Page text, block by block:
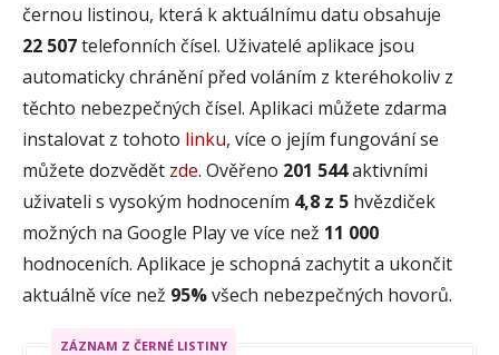
černou listinou, která k aktuálnímu datu obsahuje
22 507telefonních čísel. Uživatelé aplikace jsou
automaticky chránění před voláním z kteréhokoliv z
těchto nebezpečných čísel. Aplikaci můžete zdarma
instalovat z tohoto linku, více o jejím fungování se
můžete dozvědět zde. Ověřeno 201 544aktivními
uživateli s vysokým hodnocením 4,8 z 5 hvězdiček
možných na Google Play ve více než 11 000
hodnoceních. Aplikace je schopná zachytit a ukončit
aktuálně více než 95%všech nebezpečných hovorů.
ZÁZNAM Z ČERNÉ LISTINY